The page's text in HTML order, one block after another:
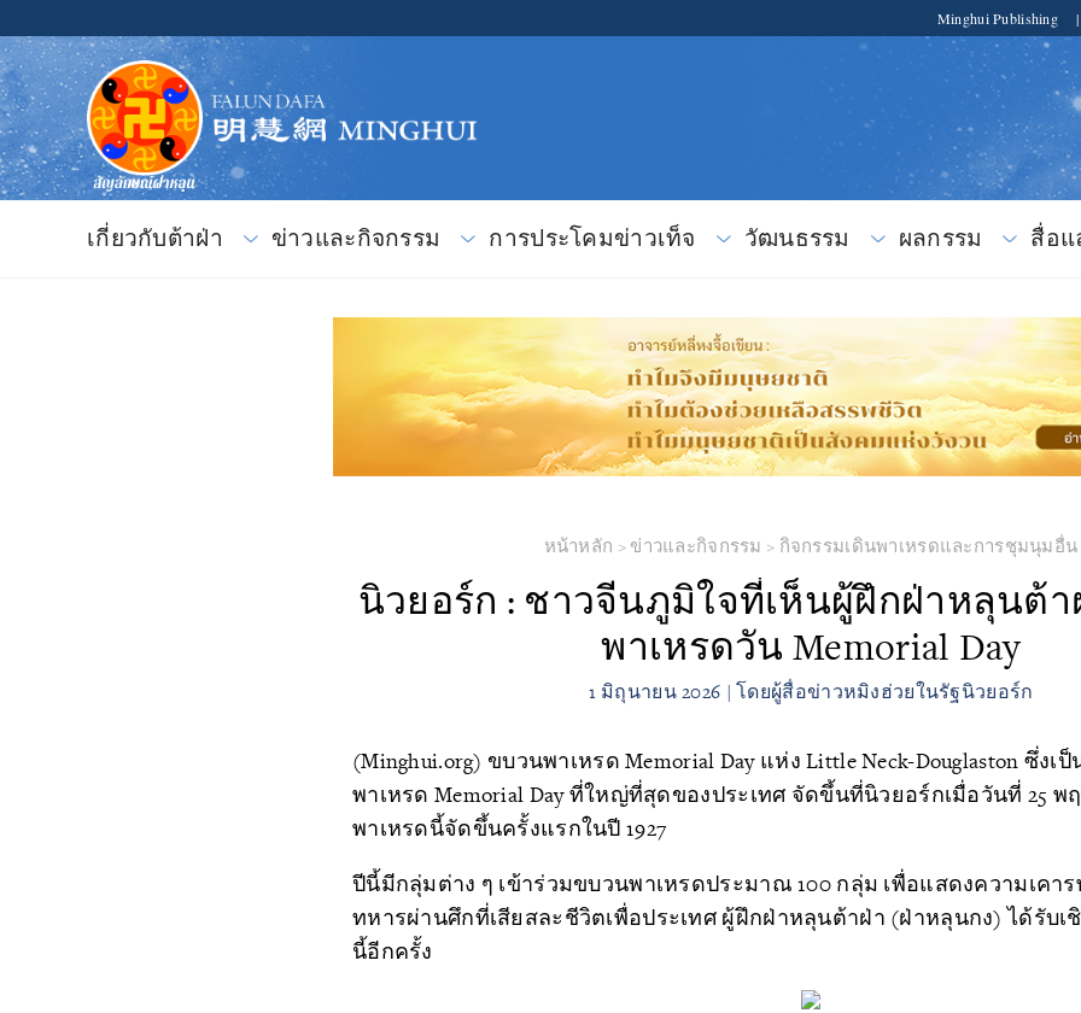
Minghui Publishing |
เกี่ยวกับต้าฝ่า ข่าวและกิจกรรม การประโคมข่าวเท็จ วัฒนธรรม ผลกรรม สื่อแ
หน้าหลัก > ข่าวและกิจกรรม > กิจกรรมเดินพาเหรดและการชุมนุมอื่น
นิวยอร์ก : ชาวจีนภูมิใจที่เห็นผู้ฝึกฝ่าหลุนต้
พาเหรดวัน Memorial Day
1 มิถุนายน 2026 | โดยผู้สื่อข่าวหมิงฮ่วยในรัฐนิวยอร์ก
(Minghui.org) ขบวนพาเหรด Memorial Day แห่ง Little Neck-Douglaston ซึ่งเ
พาเหรด Memorial Day ที่ใหญ่ที่สุดของประเทศ จัดขึ้นที่นิวยอร์กเมื่อวันที่ 25 พ
พาเหรดนี้จัดขึ้นครั้งแรกในปี 1927
ปีนี้มีกลุ่มต่าง ๆ เข้าร่วมขบวนพาเหรดประมาณ 100 กลุ่ม เพื่อแสดงความเคา
ทหารผ่านศึกที่เสียสละชีวิตเพื่อประเทศ ผู้ฝึกฝ่าหลุนต้าฝ่า (ฝ่าหลุนกง) ได้รับเ
นี้อีกครั้ง